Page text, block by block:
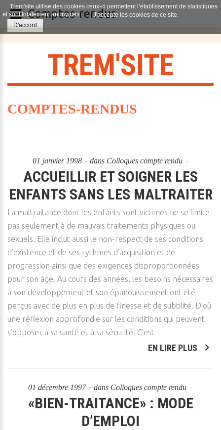
TREM'SITE
COMPTES-RENDUS
01 janvier 1998 dans Colloques compte rendu
ACCUEILLIR ET SOIGNER LES
ENFANTS SANS LES MALTRAITER
La maltraitance dont les enfants sont victimes ne se limite
pas seulement à de mauvais traitements physiques ou
sexuels. Elle inclut aussi le non-respect de ses conditions
d’existence et de ses rythmes d’acquisition et de
progression ainsi que des exigences disproportionnées
pour son âge. Au cours des années, les besoins nécessaires
à son développement et son épanouissement ont été
perçus avec de plus en plus de finesse et de subtilité. D’où
une réflexion approfondie sur les conditions qui peuvent
s’opposer à sa santé et à sa sécurité. C’est
EN LIRE PLUS
01 décembre 1997 dans Colloques compte rendu
«BIEN-TRAITANCE» : MODE
D’EMPLOI
Trem'site utilise des cookies ceux-ci permettent l’établissement de statistiques
et sont totalement anonymes.
J'accepte les cookies de ce site.
D'accord
Comptes-rendus